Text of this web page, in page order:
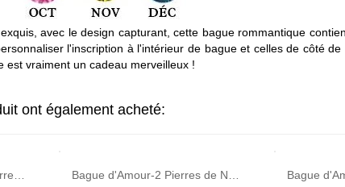
avec le design capturant, cette bague rommantique
l'inscription à l'intérieur de bague et celles de côté
est vraiment un cadeau merveilleux !
ont également acheté: